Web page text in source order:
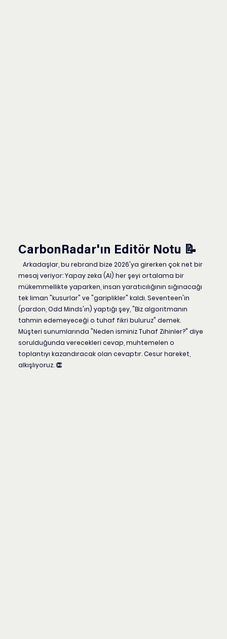
CarbonRadar'ın Editör Notu 📝
mesaj veriyor: Yapay zeka (AI) her şeyi ortalama bir
mükemmellikte yaparken, insan yaratıcılığının sığınacağı
tek liman "kusurlar" ve "gariplikler" kaldı. Seventeen'in
(pardon, Odd Minds'ın) yaptığı şey, "Biz algoritmanın
tahmin edemeyeceği o tuhaf fikri buluruz" demek.
Müşteri sunumlarında "Neden isminiz Tuhaf Zihinler?" diye
sorulduğunda verecekleri cevap, muhtemelen o
toplantıyı kazandıracak olan cevaptır. Cesur hareket,
alkışlıyoruz. 👏